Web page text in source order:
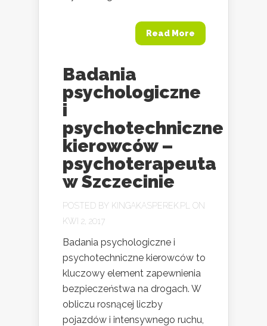
Read More
Badania
psychologiczne
i
psychotechniczne
kierowców –
psychoterapeuta
w Szczecinie
POSTED BY KINGAKASPEREK.PL
ON
KWI 2, 2017
Badania psychologiczne i
psychotechniczne kierowców to
kluczowy element zapewnienia
bezpieczeństwa na drogach. W
obliczu rosnącej liczby
pojazdów i intensywnego ruchu,